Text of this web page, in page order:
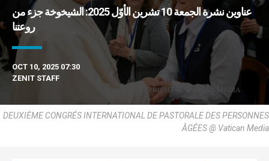
عناوين نشرة الجمعة 10 تشرين الأوّل 2025: الشيخوخة جزء من
روعتنا
OCT 10, 2025 07:30
ZENIT STAFF
DEUXIÈME CONGRÉS INTERNATIONAL DE PASTORALE DES PERSONNES
ÂGÉES @ Vatican Media